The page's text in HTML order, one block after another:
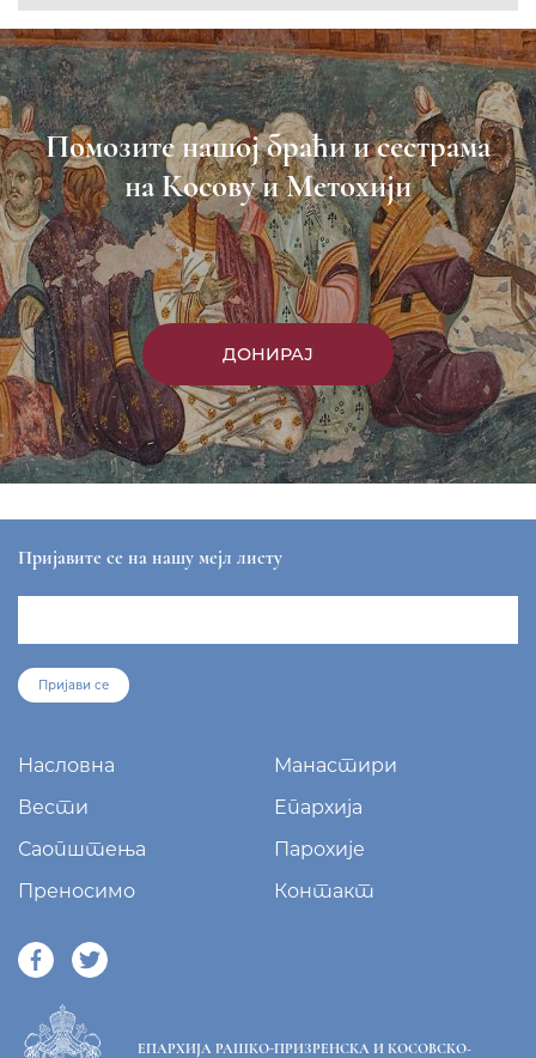
Помозите нашој браћи и сестрама
на Косову и Метохији
ДОНИРАЈ
Пријавите се на нашу мејл листу
Пријави се
Насловна
Манастири
Вести
Епархија
Саопштења
Парохије
Преносимо
Контакт
ЕПАРХИЈА РАШКО-ПРИЗРЕНСКА И КОСОВСКО-